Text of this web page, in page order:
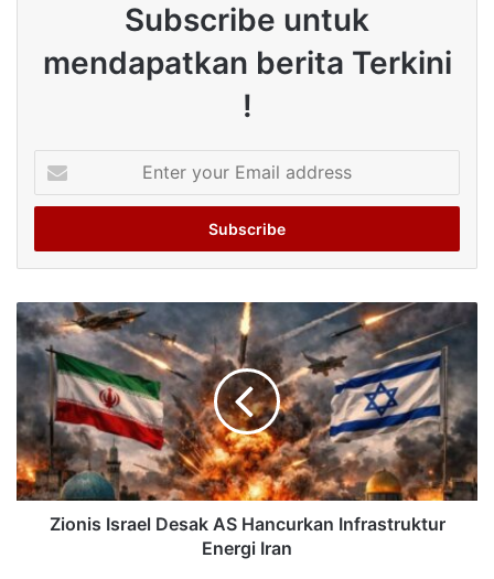
Subscribe untuk
mendapatkan berita Terkini
!
your
Email
Zionis Israel Desak AS Hancurkan Infrastruktur
Energi Iran